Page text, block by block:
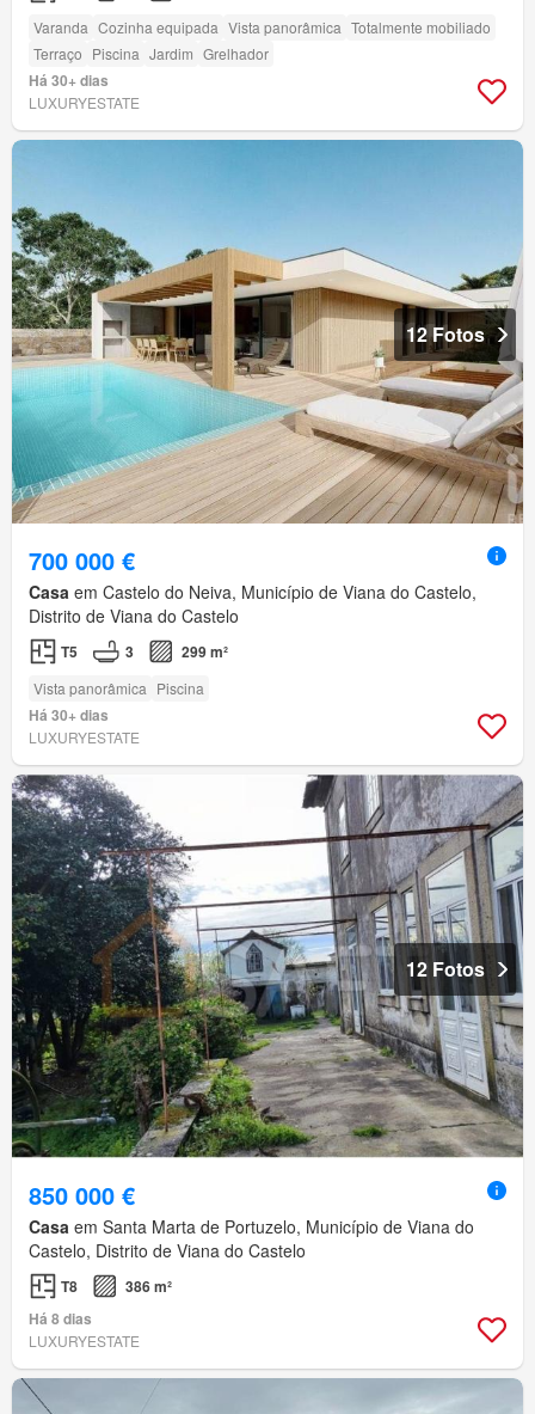
Varanda Cozinha equipada Vista panorâmica Totalmente mobiliado
Terraço Piscina Jardim Grelhador
Há 30+ dias
LUXURYESTATE
12 Fotos
700 000 €
Casa em Castelo do Neiva, Município de Viana do Castelo,
Distrito de Viana do Castelo
T5 3 299 m²
Vista panorâmica Piscina
Há 30+ dias
LUXURYESTATE
12 Fotos
850 000 €
Casa em Santa Marta de Portuzelo, Município de Viana do
Castelo, Distrito de Viana do Castelo
T8
386 m²
Há 8 dias
LUXURYESTATE